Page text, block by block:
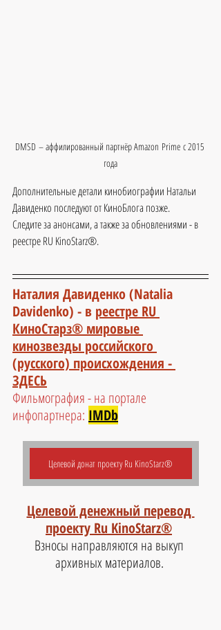
DMSD – аффилированный партнёр Amazon Prime с 2015
года
Дополнительные детали кинобиографии Натальи
Давиденко последуют от КиноБлога позже.
Следите за анонсами, а также за обновлениями - в
реестре RU KinoStarz®.
Наталия Давиденко (Natalia
Davidenko) - в реестре RU
КиноСтарз® мировые
кинозвезды российского
(русского) происхождения -
ЗДЕСЬ
Фильмография - на портале
инфопартнера: IMDb
Целевой донат проекту Ru KinoStarz®
Целевой денежный перевод
проекту Ru KinoStarz®
Взносы направляются на выкуп
архивных материалов.